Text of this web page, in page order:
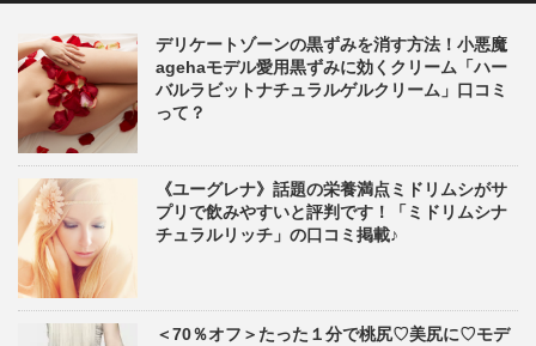
デリケートゾーンの黒ずみを消す方法！小悪魔
agehaモデル愛用黒ずみに効くクリーム「ハー
バルラビットナチュラルゲルクリーム」口コミ
って？
《ユーグレナ》話題の栄養満点ミドリムシがサ
プリで飲みやすいと評判です！「ミドリムシナ
チュラルリッチ」の口コミ掲載♪
＜70％オフ＞たった１分で桃尻♡美尻に♡モデ